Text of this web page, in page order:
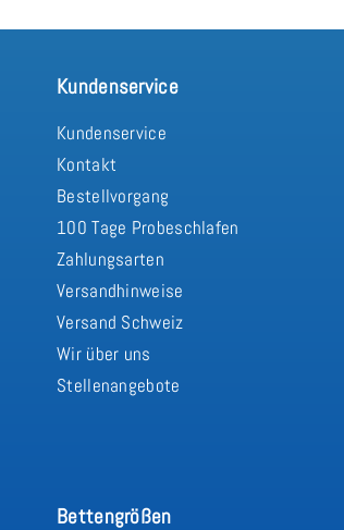
Kundenservice
Kundenservice
Kontakt
Bestellvorgang
100 Tage Probeschlafen
Zahlungsarten
Versandhinweise
Versand Schweiz
Wir über uns
Stellenangebote
Bettengrößen